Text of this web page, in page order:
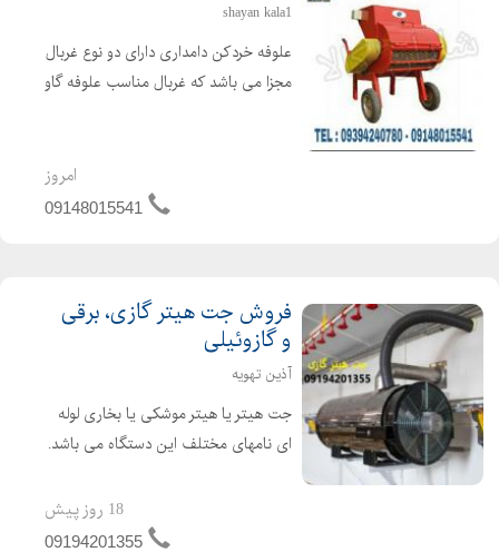
shayan kala1
علوفه خردکن دامداری دارای دو نوع غربال
مجزا می باشد که غربال مناسب علوفه گاو
تیغه های تعبیه شده ثابت در بدنه و تیغه
امروز
09148015541
فروش جت هیتر گازی، برقی
و گازوئیلی
آذین تهویه
جت هیتر یا هیتر موشکی یا بخاری لوله
ای نامهای مختلف این دستگاه می باشد.
گرم کردن سالن های تولید ، دامداری ها،
مرغداری ها و گلخانه ها می باشد. از جت
18 روز پیش
09194201355